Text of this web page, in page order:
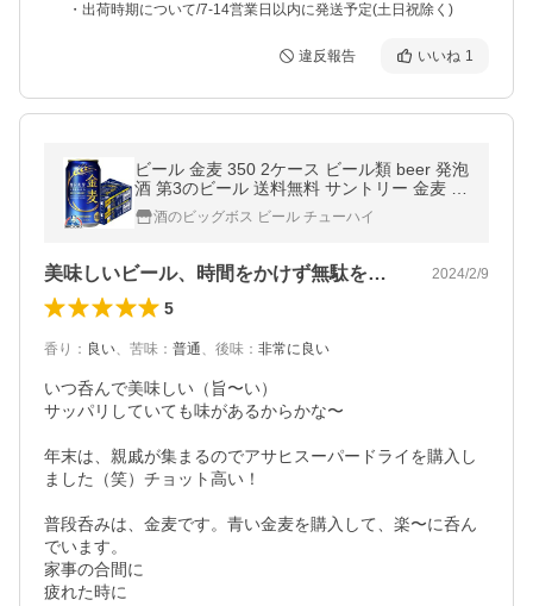
・出荷時期について/7-14営業日以内に発送予定(土日祝除く)
違反報告 いいね 1
ビール 金麦 350 2ケース ビール類 beer 発泡
酒 第3のビール 送料無料 サントリー 金麦 35
0ml×2ケース/48本(048)『IAS』 第三のビー
ル TSALE
酒のビッグボス ビール チューハイ
美味しいビール、時間をかけず無駄を省く 2024/2/9
5
香り ： 良い、 苦味 ： 普通、 後味 ： 非常に良い
いつ呑んで美味しい（旨〜い）
サッパリしていても味があるからかな〜
年末は、親戚が集まるのでアサヒスーパードライを購入し
ました（笑）チョット高い！
普段呑みは、金麦です。青い金麦を購入して、楽〜に呑ん
でいます。
家事の合間に
疲れた時に